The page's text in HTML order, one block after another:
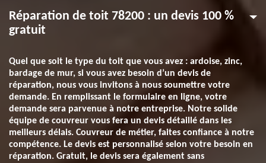
Réparation de toit 78200 : un devis 100 %
gratuit
Quel que soit le type du toit que vous avez : ardoise, zinc,
bardage de mur, si vous avez besoin d’un devis de
réparation, nous vous invitons à nous soumettre votre
demande. En remplissant le formulaire en ligne, votre
demande sera parvenue à notre entreprise. Notre solide
équipe de couvreur vous fera un devis détaillé dans les
meilleurs délais. Couvreur de métier, faites confiance à notre
compétence. Le devis est personnalisé selon votre besoin en
réparation. Gratuit, le devis sera également sans